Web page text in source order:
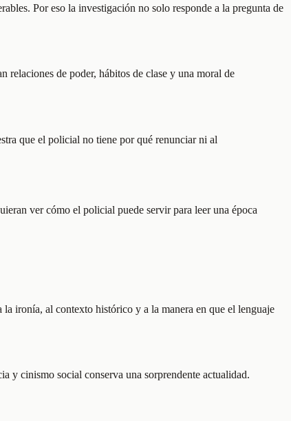
Por eso la investigación no solo responde a la pregunta de
relaciones de poder, hábitos de clase y una moral de
que el policial no tiene por qué renunciar ni al
ver cómo el policial puede servir para leer una época
ironía, al contexto histórico y a la manera en que el lenguaje
y cinismo social conserva una sorprendente actualidad.